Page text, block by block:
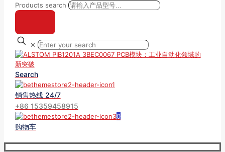
Products search
✕
Search
销售热线 24/7
+86 15359458915
0
购物车